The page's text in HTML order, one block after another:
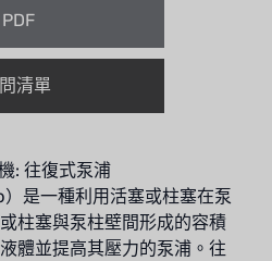
清單
: 往復式泵浦
是一種利用活塞或柱塞在泵
柱塞與泵柱壁間形成的容積
體並提高其壓力的泵浦。往